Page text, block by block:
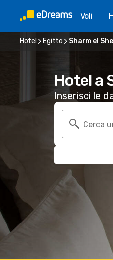
Voli
Hotel Egitto Sharm el
Hotel a
Inserisci le
Cerca